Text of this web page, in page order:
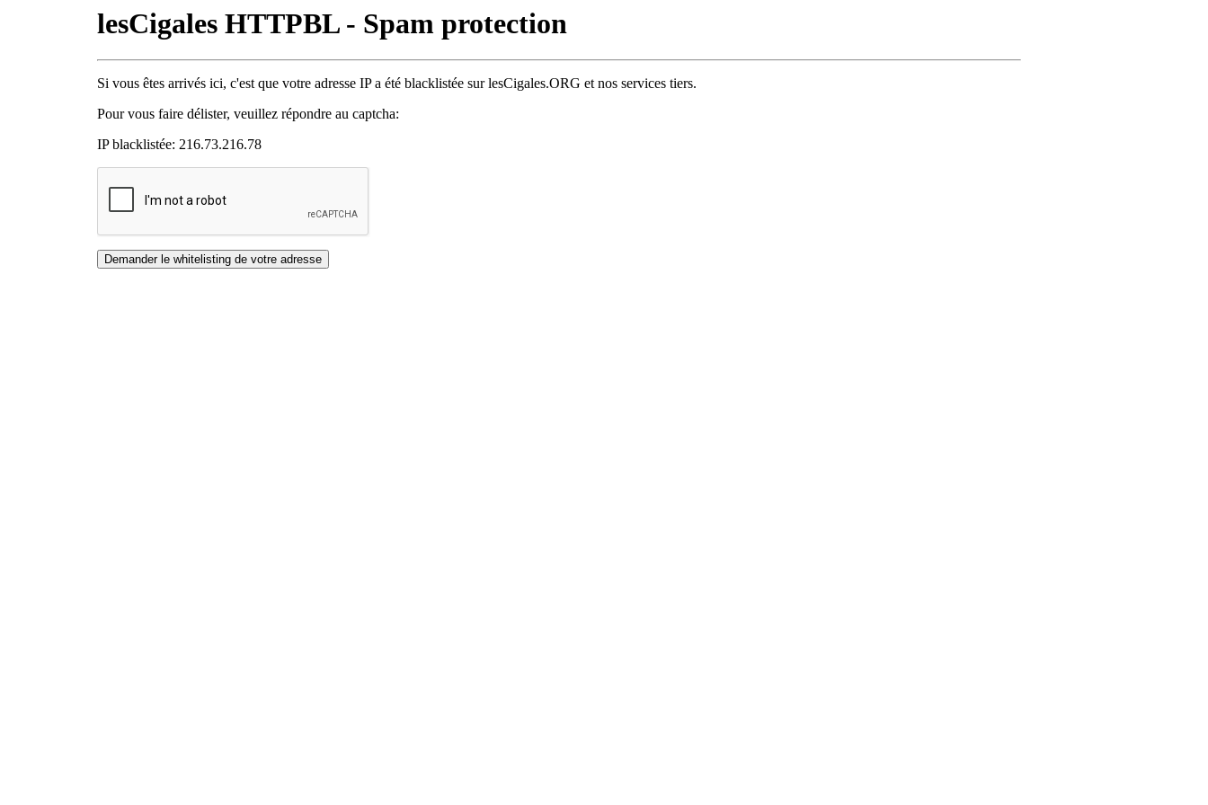
lesCigales HTTPBL - Spam protection
Si vous êtes arrivés ici, c'est que votre adresse IP a été blacklistée sur lesCigales.ORG et nos services tiers.
Pour vous faire délister, veuillez répondre au captcha:
IP blacklistée: 216.73.216.78